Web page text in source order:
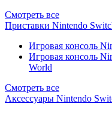
Смотреть все
Приставки Nintendo
Игровая консоль
Игровая консоль
World
Смотреть все
Аксессуары Nintendo